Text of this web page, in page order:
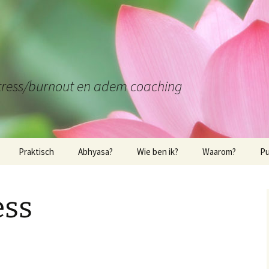
burnout en adem coaching
Praktisch
Locatie in Leuven
Abhyasa? Wie ben ik? Waarom?